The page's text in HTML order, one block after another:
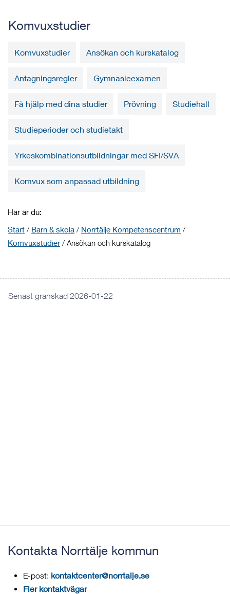
Komvuxstudier
Komvuxstudier Ansökan och kurskatalog
Antagningsregler Gymnasieexamen
Få hjälp med dina studier Prövning Studiehall
Studieperioder och studietakt
Yrkeskombinationsutbildningar med SFI/SVA
Komvux som anpassad utbildning
Här är du:
Start / Barn & skola / Norrtälje Kompetenscentrum /
Komvuxstudier / Ansökan och kurskatalog
Senast granskad 2026-01-22
Kontakta Norrtälje kommun
E-post: kontaktcenter@norrtalje.se
Fler kontaktvägar